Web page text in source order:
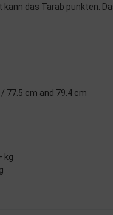
das Tarab punkten.
77.5 cm and 79.4 cm
kg